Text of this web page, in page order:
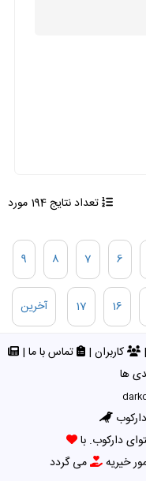
تعداد نتایج 194 مورد
6
7
8
9
16
17 آخرین
| کاربران | تماس با ما|
ها
دارکوب. با
خیریه می گردد